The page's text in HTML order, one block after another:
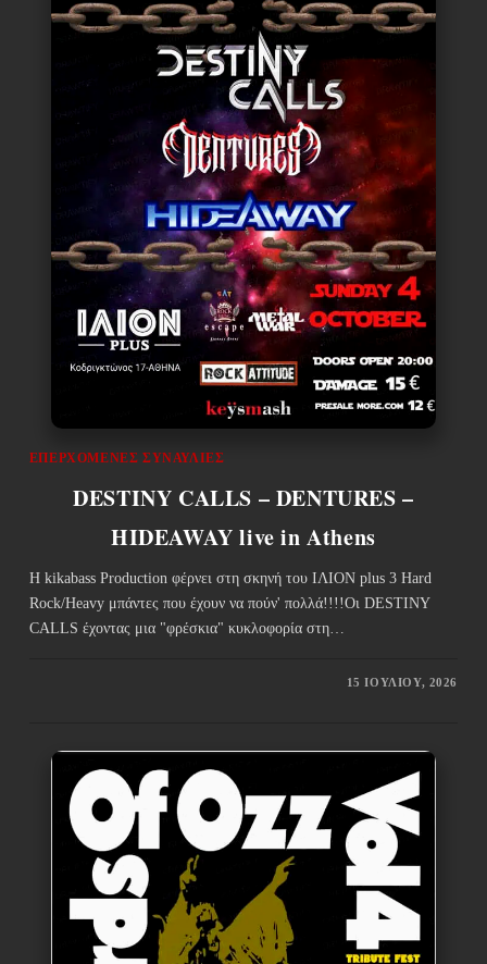
ΕΠΕΡΧΌΜΕΝΕΣ ΣΥΝΑΥΛΊΕΣ
DESTINY CALLS – DENTURES –
HIDEAWAY live in Athens
Η kikabass Production φέρνει στη σκηνή του ΙΛΙΟΝ plus 3 Hard
Rock/Heavy μπάντες που έχουν να πούν' πολλά!!!!Οι DESTINY
CALLS έχοντας μια "φρέσκια" κυκλοφορία στη…
15 ΙΟΥΛΊΟΥ, 2026